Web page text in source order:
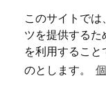
このサイトで
ツを提供するた
を利用するこ
のとします。